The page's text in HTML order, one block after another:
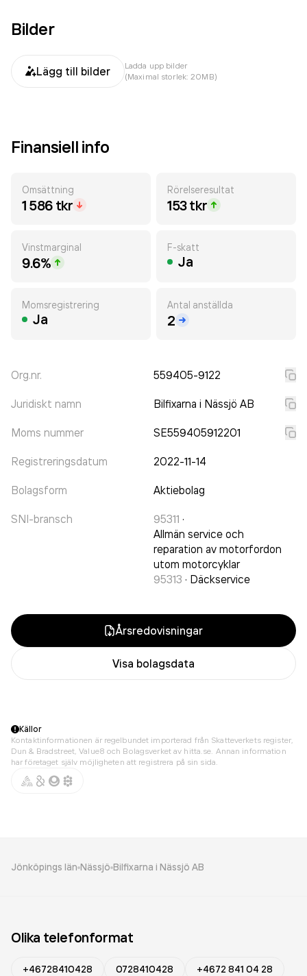
Bilder
Lägg till bilder
Ladda upp bilder
(Maximal storlek: 20MB)
Finansiell info
Omsättning
1 586 tkr
Rörelseresultat
153 tkr
Vinstmarginal
9.6%
F-skatt
Ja
Momsregistrering
Ja
Antal anställda
2
Org.nr. 559405-9122
Juridiskt namn Bilfixarna i Nässjö AB
Moms nummer SE559405912201
Registreringsdatum 2022-11-14
Bolagsform Aktiebolag
SNI-bransch 95311 ·
Allmän service och
reparation av motorfordon
utom motorcyklar
95313 · Däckservice
Årsredovisningar
Visa bolagsdata
Källor
Kontaktinformationen är regelbundet importerad från Skatteverkets register,
Dun & Bradstreet, Value8 och Bolagsverket av hitta.se. Annan information
har företaget själv möjligheten att registrera på sin sida.
Jönköpings län Nässjö Bilfixarna i Nässjö AB
Olika telefonformat
+46728410428 0728410428
+4672 841 04 28